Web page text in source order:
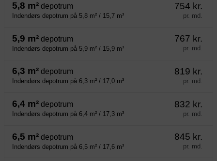
5,8 m² depotrum
Indendørs depotrum på 5,8 m² / 15,7 m³
754 kr.
pr. md.
5,9 m² depotrum
Indendørs depotrum på 5,9 m² / 15,9 m³
767 kr.
pr. md.
6,3 m² depotrum
Indendørs depotrum på 6,3 m² / 17,0 m³
819 kr.
pr. md.
6,4 m² depotrum
Indendørs depotrum på 6,4 m² / 17,3 m³
832 kr.
pr. md.
6,5 m² depotrum
Indendørs depotrum på 6,5 m² / 17,6 m³
845 kr.
pr. md.